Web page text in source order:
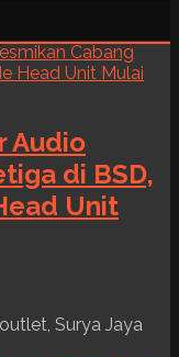
Audio
di BSD,
Unit
Surya Jaya